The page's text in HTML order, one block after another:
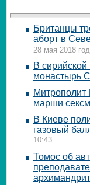
Британцы
аборт в
28 мая 2018
В
монастырь
Митрополит
марши
В Киеве
газовый
10:43
Томос об